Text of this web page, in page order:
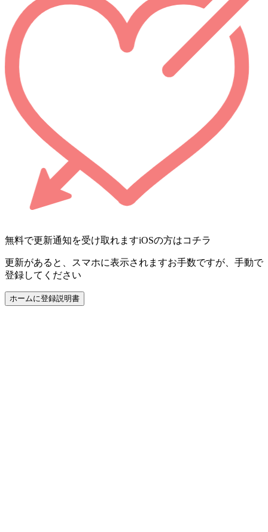
無料で更新通知を受け取れますiOSの方はコチラ
更新があると、スマホに表示されますお手数ですが、手動で
登録してください
ホームに登録説明書